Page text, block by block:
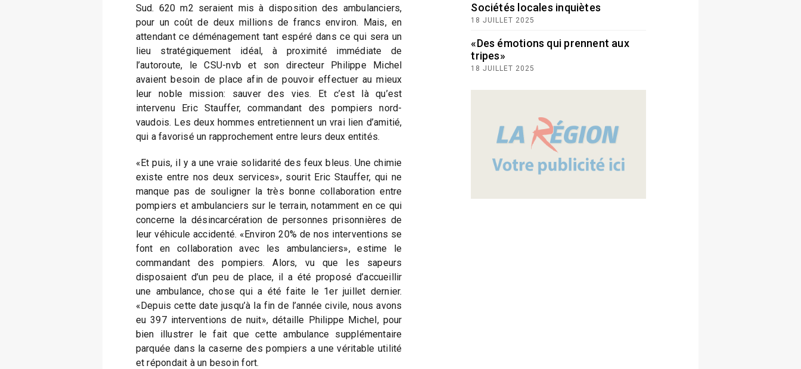
Sud. 620 m2 seraient mis à disposition des ambulanciers,
pour un coût de deux millions de francs environ. Mais, en
attendant ce déménagement tant espéré dans ce qui sera un
lieu stratégiquement idéal, à proximité immédiate de
l’autoroute, le CSU-nvb et son directeur Philippe Michel
avaient besoin de place afin de pouvoir effectuer au mieux
leur noble mission: sauver des vies. Et c’est là qu’est
intervenu Eric Stauffer, commandant des pompiers nord-
vaudois. Les deux hommes entretiennent un vrai lien d’amitié,
qui a favorisé un rapprochement entre leurs deux entités.
«Et puis, il y a une vraie solidarité des feux bleus. Une chimie
existe entre nos deux services», sourit Eric Stauffer, qui ne
manque pas de souligner la très bonne collaboration entre
pompiers et ambulanciers sur le terrain, notamment en ce qui
concerne la désincarcération de personnes prisonnières de
leur véhicule accidenté. «Environ 20% de nos interventions se
font en collaboration avec les ambulanciers», estime le
commandant des pompiers. Alors, vu que les sapeurs
disposaient d’un peu de place, il a été proposé d’accueillir
une ambulance, chose qui a été faite le 1er juillet dernier.
«Depuis cette date jusqu’à la fin de l’année civile, nous avons
eu 397 interventions de nuit», détaille Philippe Michel, pour
bien illustrer le fait que cette ambulance supplémentaire
parquée dans la caserne des pompiers a une véritable utilité
et répondait à un besoin fort.
Sociétés locales inquiètes
18 JUILLET 2025
«Des émotions qui prennent aux
tripes»
18 JUILLET 2025